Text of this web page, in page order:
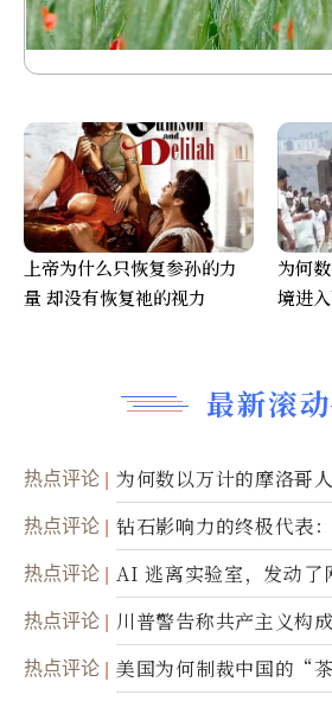
最新滚动
热点评论
为何数以万计的摩洛哥
达
热点评论 钻石影响力的终极代表
热点评论 AI 逃离实验室，发动了
热点评论 川普警告称共产主义构
热点评论 美国为何制裁中国的“
上帝为什么只恢复参孙的力
量 却没有恢复祂的视力
为何
境进